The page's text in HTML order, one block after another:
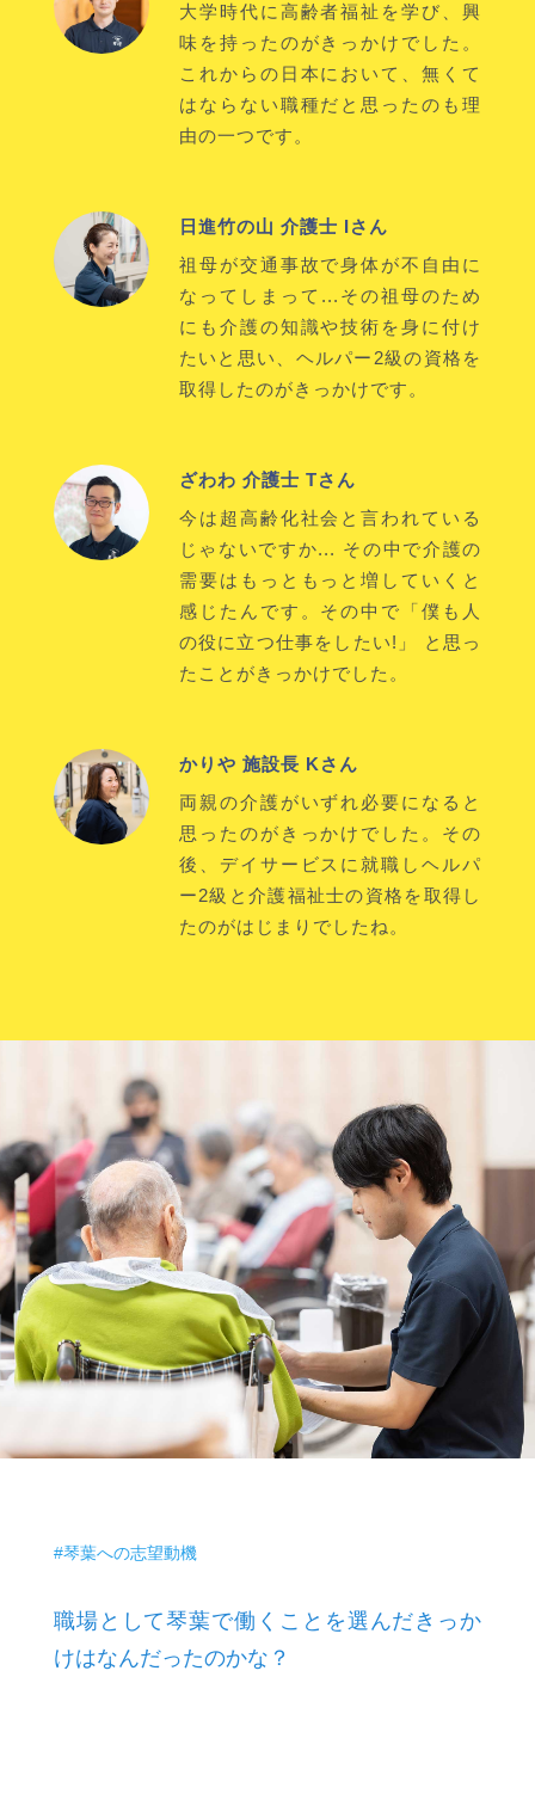
大学時代に高齢者福祉を学び、興
味を持ったのがきっかけでした。
これからの日本において、無くて
はならない職種だと思ったのも理
由の一つです。
日進竹の山 介護士 Iさん
祖母が交通事故で身体が不自由に
なってしまって...その祖母のため
にも介護の知識や技術を身に付け
たいと思い、ヘルパー2級の資格を
取得したのがきっかけです。
ざわわ 介護士 Tさん
今は超高齢化社会と言われている
じゃないですか... その中で介護の
需要はもっともっと増していくと
感じたんです。その中で「僕も人
の役に立つ仕事をしたい!」 と思っ
たことがきっかけでした。
かりや 施設長 Kさん
両親の介護がいずれ必要になると
思ったのがきっかけでした。その
後、デイサービスに就職しヘルパ
ー2級と介護福祉士の資格を取得し
たのがはじまりでしたね。
#琴葉への志望動機
職場として琴葉で働くことを選んだきっか
けはなんだったのかな？